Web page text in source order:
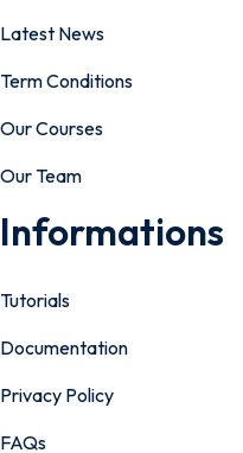
Latest News
Term Conditions
Our Courses
Our Team
Informations
Tutorials
Documentation
Privacy Policy
FAQs